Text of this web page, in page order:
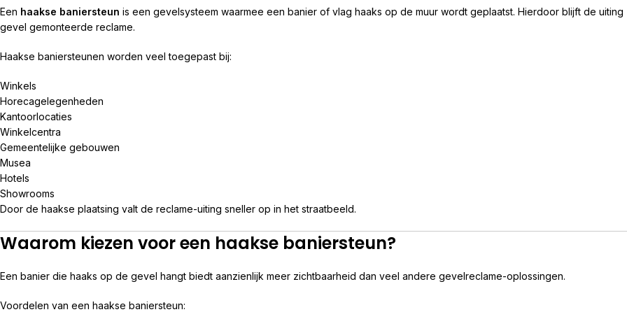
Een haakse baniersteun is een gevelsysteem waarmee een banier of vlag haaks op de muur wordt geplaatst. Hierdoor blijft de
gevel gemonteerde reclame.
Haakse baniersteunen worden veel toegepast bij:
Winkels
Horecagelegenheden
Kantoorlocaties
Winkelcentra
Gemeentelijke gebouwen
Musea
Hotels
Showrooms
Door de haakse plaatsing valt de reclame-uiting sneller op in het straatbeeld.
Waarom kiezen voor een haakse baniersteun?
Een banier die haaks op de gevel hangt biedt aanzienlijk meer zichtbaarheid dan veel andere gevelreclame-oplossingen.
Voordelen van een haakse baniersteun: